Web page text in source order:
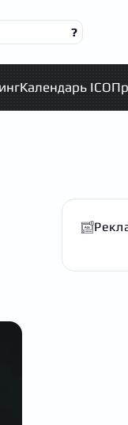
?
Календарь ICO